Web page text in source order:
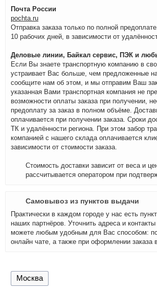
Почта России
pochta.ru
Отправка заказа только по полной
10 рабочих дней, в зависимости от
Деловые линии, Байкал сервис, ПЭК и
Если Вы знаете транспортную компанию в
устраивает Вас больше, чем предложенные
сообщите нам об этом, и мы отправим Ваш
указанная Вами транспортная компания не
возможности оплаты заказа при получении,
предоплату за заказ в полном объёме.
оплачивается при получении заказа. Сроки
ТК и удалённости региона. При этом забор
компанией с нашего склада оплачивается
зависимости от стоимости заказа.
Стоимость доставки зависит от веса и
рассчитывается оператором при
Самовывоз из пунктов выдачи
Практически в каждом городе у нас есть
наших партнёров. Уточнить адреса и
можете любым удобным для Вас способом:
онлайн чате, а также при оформлении заказа
Москва